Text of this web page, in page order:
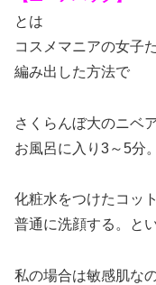
とは
コスメマニアの女子
編み出した方法で
さくらんぼ大のニベ
お風呂に入り3～5分。
化粧水をつけたコッ
普通に洗顔する。と
私の場合は敏感肌なの